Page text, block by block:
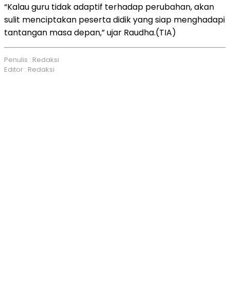
“Kalau guru tidak adaptif terhadap perubahan, akan
sulit menciptakan peserta didik yang siap menghadapi
tantangan masa depan,” ujar Raudha.(TIA)
Penulis : Redaksi
Editor : Redaksi